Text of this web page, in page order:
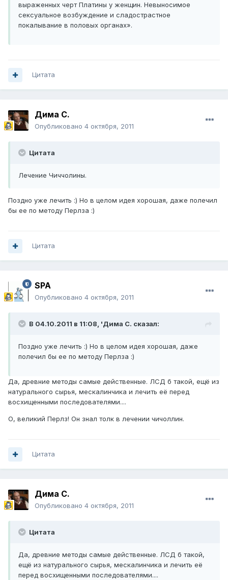
выраженных черт Платины у женщин. Невыносимое
сексуальное возбуждение и сладострастное
покалывание в половых органах».
Цитата
Дима С.
Опубликовано 4 октября, 2011
Цитата
Лечение Чиччолины.
Поздно уже лечить :) Но в целом идея хорошая, даже полечил
бы ее по методу Перлза :)
Цитата
SPA
Опубликовано 4 октября, 2011
В 04.10.2011 в 11:08, 'Дима С. сказал:
Поздно уже лечить :) Но в целом идея хорошая, даже
полечил бы ее по методу Перлза :)
Да, древние методы самые действенные. ЛСД б такой, ещё из
натурального сырья, мескалинчика и лечить её перед
восхищенными последователями....
О, великий Перлз! Он знал толк в лечении чичоллин.
Цитата
Дима С.
Опубликовано 4 октября, 2011
Цитата
Да, древние методы самые действенные. ЛСД б такой,
ещё из натурального сырья, мескалинчика и лечить её
перед восхищенными последователями....